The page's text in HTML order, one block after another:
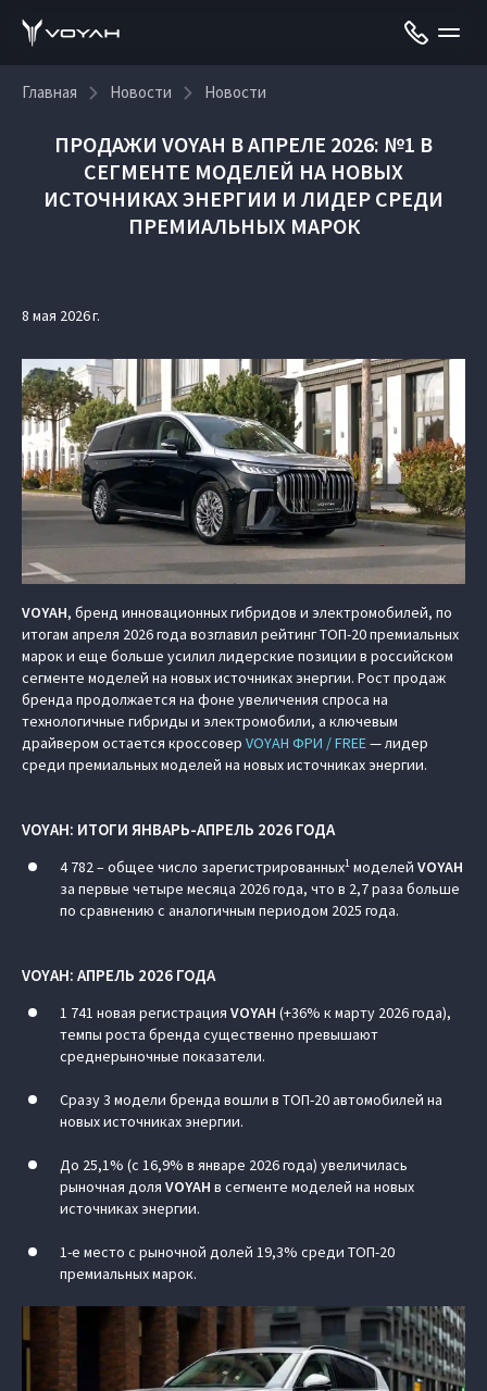
Главная Новости Новости
ПРОДАЖИ VOYAH В АПРЕЛЕ 2026: №1 В
СЕГМЕНТЕ МОДЕЛЕЙ НА НОВЫХ
ИСТОЧНИКАХ ЭНЕРГИИ И ЛИДЕР СРЕДИ
ПРЕМИАЛЬНЫХ МАРОК
8 мая 2026 г.
VOYAH, бренд инновационных гибридов и электромобилей, по
итогам апреля 2026 года возглавил рейтинг ТОП-20 премиальных
марок и еще больше усилил лидерские позиции в российском
сегменте моделей на новых источниках энергии. Рост продаж
бренда продолжается на фоне увеличения спроса на
технологичные гибриды и электромобили, а ключевым
драйвером остается кроссовер VOYAH ФРИ / FREE— лидер
среди премиальных моделей на новых источниках энергии.
VOYAH: ИТОГИ ЯНВАРЬ-АПРЕЛЬ 2026 ГОДА
4 782 – общее число зарегистрированных1 моделей VOYAH
за первые четыре месяца 2026 года, что в 2,7 раза больше
по сравнению с аналогичным периодом 2025 года.
VOYAH: АПРЕЛЬ 2026 ГОДА
1 741 новая регистрация VOYAH (+36% к марту 2026 года),
темпы роста бренда существенно превышают
среднерыночные показатели.
Сразу 3 модели бренда вошли в ТОП-20 автомобилей на
новых источниках энергии.
До 25,1% (с 16,9% в январе 2026 года) увеличилась
рыночная доля VOYAH в сегменте моделей на новых
источниках энергии.
1-е место с рыночной долей 19,3% среди ТОП-20
премиальных марок.